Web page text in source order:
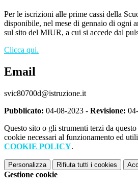
Per le iscrizioni alle prime cassi della
disponibile, nel mese di gennaio di ogni
sul sito del MIUR, a cui si accede dal
Clicca qui.
Email
svic80700d@istruzione.it
Pubblicato: 04-08-2023 - Revisione:
Questo sito o gli strumenti terzi da
cookie necessari al funzionamento ed
COOKIE POLICY.
Personalizza Rifiuta tutti i cookies
Gestione cookie